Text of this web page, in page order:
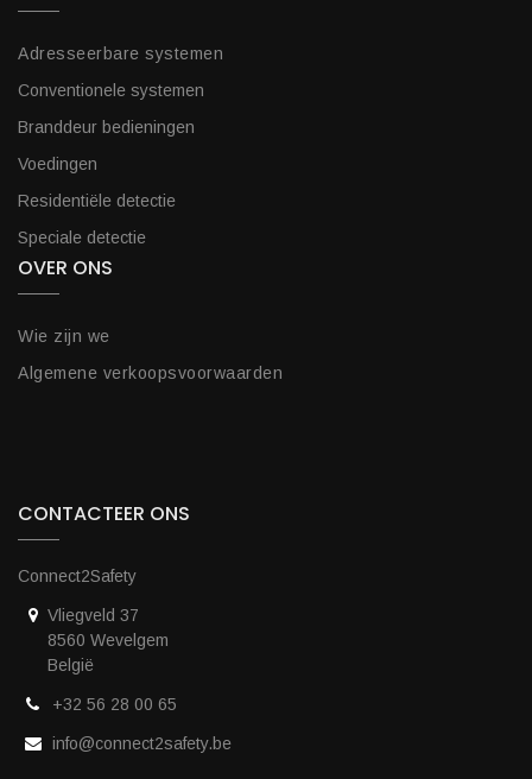
Adresseerbare systemen
Conventionele systemen
Branddeur bedieningen
Voedingen
Residentiële detectie
Speciale detectie
OVER ONS
Wie zijn we
Algemene verkoopsvoorwaarden
CONTACTEER ONS
Connect2Safety
Vliegveld 37
8560 Wevelgem
België
+32 56 28 00 65
info@connect2safety.be